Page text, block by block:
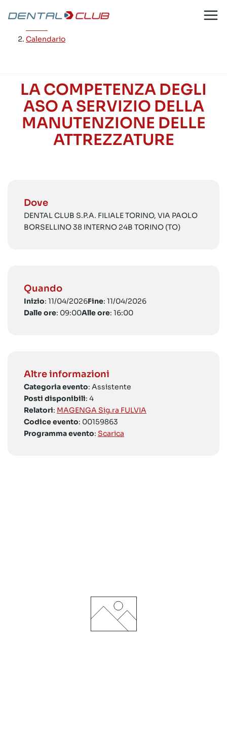
contenuto
Calendario
LA COMPETENZA DEGLI
ASO A SERVIZIO DELLA
MANUTENZIONE DELLE
ATTREZZATURE
Dove
DENTAL CLUB S.P.A. FILIALE TORINO, VIA PAOLO
BORSELLINO 38 INTERNO 24B TORINO (TO)
Quando
Inizio: 11/04/2026Fine: 11/04/2026
Dalle ore: 09:00Alle ore: 16:00
Altre informazioni
Categoria evento: Assistente
Posti disponibili: 4
Relatori: MAGENGA Sig.ra FULVIA
Codice evento: 00159863
Programma evento: Scarica